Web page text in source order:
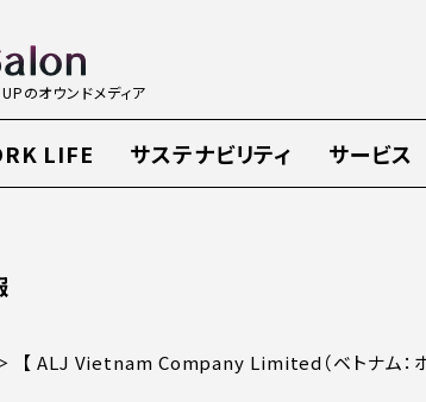
のオウンドメディア
LIFE サステナビリティ サービス
【 ALJ Vietnam Company Limited（ベトナム：